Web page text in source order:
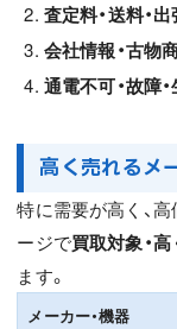
査定料・送料・
会社情報・古物
通電不可・故障
高く売れるメ
特に需要が高く、
ージで買取対象・
ます。
メーカー・機器